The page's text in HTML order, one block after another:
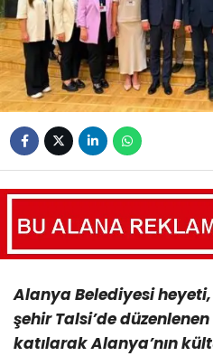
Alanya Belediyesi
şehir Talsi’de
katılarak Alanya’nın